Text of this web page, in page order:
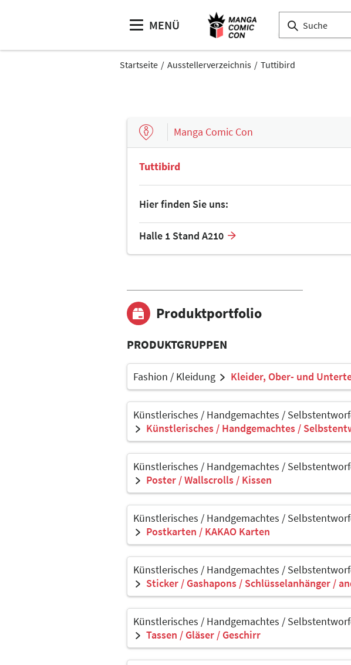
MENÜ
Startseite Ausstellerverzeichnis Tuttibird
Manga Comic Con
Tuttibird
Hier finden Sie uns:
Halle 1 Stand A210
Produktportfolio
PRODUKTGRUPPEN
Fashion / Kleidung Kleider, Ober- und
Künstlerisches / Handgemachtes /
Künstlerisches / Handgemachtes /
Künstlerisches / Handgemachtes /
Poster / Wallscrolls / Kissen
Künstlerisches / Handgemachtes /
Postkarten / KAKAO Karten
Künstlerisches / Handgemachtes /
Sticker / Gashapons / Schlüsselanhänger /
Künstlerisches / Handgemachtes /
Tassen / Gläser / Geschirr